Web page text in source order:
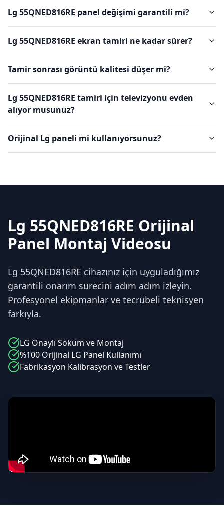
Lg 55QNED816RE panel değişimi garantili mi?
Lg 55QNED816RE ekran tamiri ne kadar sürer?
Tamir sonrası görüntü kalitesi düşer mi?
Lg 55QNED816RE tamiri için televizyonu evden
alıyor musunuz?
Orijinal Lg paneli mi kullanıyorsunuz?
Lg 55QNED816RE Orijinal
Panel Montaj Videosu
Lg 55QNED816RE cihazınız için uyguladığımız
garantili onarım sürecini adım adım izleyin.
Profesyonel ekipmanlar ve tecrübeli teknisyen
farkıyla.
LG Onaylı Söküm ve Montaj
%100 Orijinal LG Panel Kullanımı
Fabrikasyon Kalibrasyon ve Testler